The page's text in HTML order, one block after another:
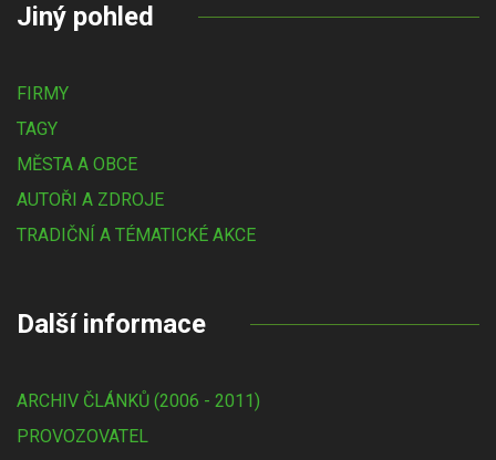
Jiný pohled
FIRMY
TAGY
MĚSTA A OBCE
AUTOŘI A ZDROJE
TRADIČNÍ A TÉMATICKÉ AKCE
Další informace
ARCHIV ČLÁNKŮ (2006 - 2011)
PROVOZOVATEL